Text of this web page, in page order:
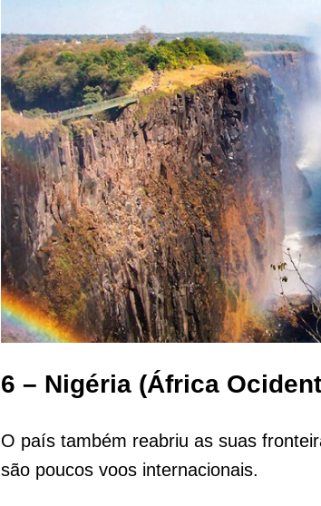
6 – Nigéria (África
O país também reabriu as suas
são poucos voos internacionais.